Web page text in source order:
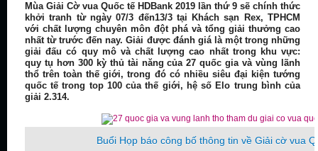
Mùa Giải Cờ vua Quốc tế HDBank 2019 lần thứ 9 sẽ chính thức
khởi tranh từ ngày 07/3 đến13/3 tại Khách sạn Rex, TPHCM
với chất lượng chuyên môn đột phá và tổng giải thưởng cao
nhất từ trước đến nay. Giải được đánh giá là một trong những
giải đấu có quy mô và chất lượng cao nhất trong khu vực:
quy tụ hơn 300 kỳ thủ tài năng của 27 quốc gia và vùng lãnh
thổ trên toàn thế giới, trong đó có nhiều siêu đại kiện tướng
quốc tế trong top 100 của thế giới, hệ số Elo trung bình của
giải 2.314.
Buổi Họp báo công bố thông tin về Giải cờ vua